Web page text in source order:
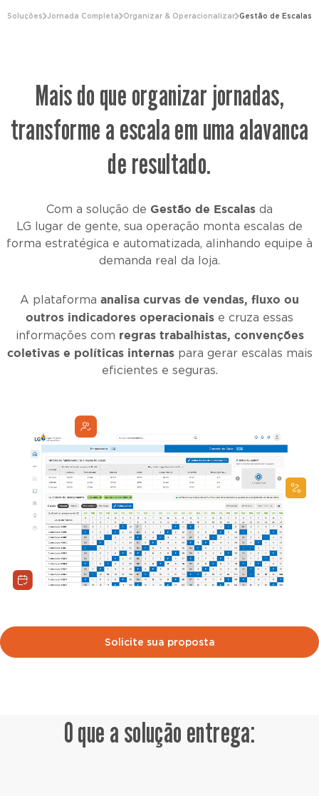
Soluções Jornada Completa Organizar & Operacionalizar Gestão de Escalas
Mais do que organizar jornadas,
transforme a escala em uma alavanca
de resultado.
Com a solução de Gestão de Escalas da
LG lugar de gente, sua operação monta escalas de
forma estratégica e automatizada, alinhando equipe à
demanda real da loja.
A plataforma analisa curvas de vendas, fluxo ou
outros indicadores operacionais e cruza essas
informações com regras trabalhistas, convenções
coletivas e políticas internaspara gerar escalas mais
eficientes e seguras.
Solicite sua proposta
O que a solução entrega: